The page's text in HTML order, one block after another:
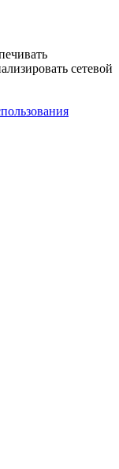
сетевой